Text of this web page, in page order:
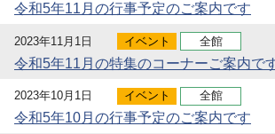
令和5年11月の行事予定のご案内です
2023年11月1日 イベント 全館
令和5年11月の特集のコーナーご案内で
2023年10月1日 イベント 全館
令和5年10月の行事予定のご案内です